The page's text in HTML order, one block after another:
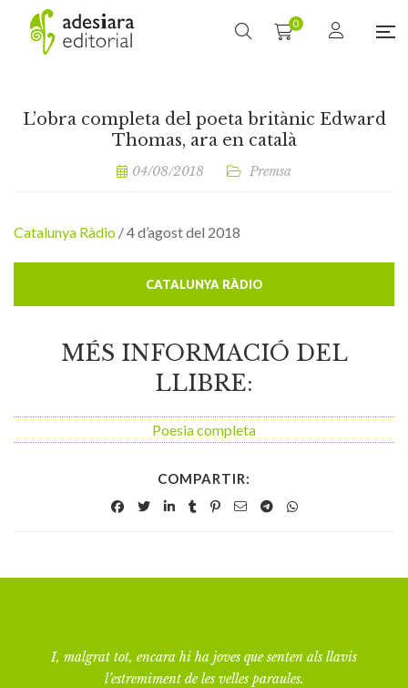
0
L’obra completa del poeta britànic Edward
Thomas, ara en català
04/08/2018 Premsa
Catalunya Ràdio / 4 d’agost del 2018
CATALUNYA RÀDIO
MÉS INFORMACIÓ DEL
LLIBRE:
Poesia completa
COMPARTIR:
I, malgrat tot, encara hi ha joves que senten als llavis
l’estremiment de les velles paraules.